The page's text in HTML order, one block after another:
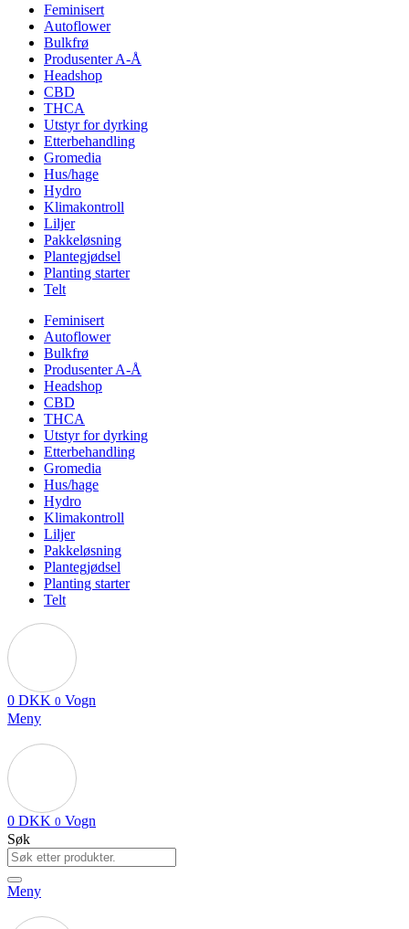
Feminisert
Autoflower
Bulkfrø
Produsenter A-Å
Headshop
CBD
THCA
Utstyr for dyrking
Etterbehandling
Gromedia
Hus/hage
Hydro
Klimakontroll
Liljer
Pakkeløsning
Plantegjødsel
Planting starter
Telt
Feminisert
Autoflower
Bulkfrø
Produsenter A-Å
Headshop
CBD
THCA
Utstyr for dyrking
Etterbehandling
Gromedia
Hus/hage
Hydro
Klimakontroll
Liljer
Pakkeløsning
Plantegjødsel
Planting starter
Telt
0 DKK 0 Vogn
Meny
0 DKK 0 Vogn
Søk
Meny